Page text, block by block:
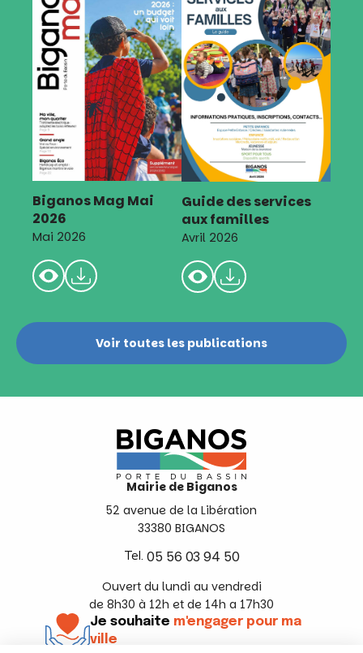
Biganos Mag Mai
2026
Mai 2026
Guide des services
aux familles
Avril 2026
Voir toutes les publications
Mairie de Biganos
52 avenue de la Libération
33380 BIGANOS
Tel. 05 56 03 94 50
Ouvert du lundi au vendredi
de 8h30 à 12h et de 14h a 17h30
Je souhaite m'engager pour ma
ville